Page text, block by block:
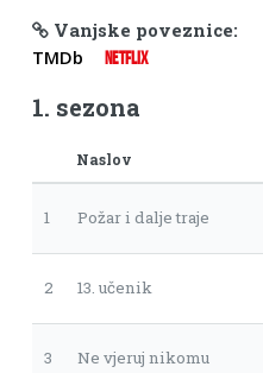
Vanjske poveznice:
TMDb NETFLIX
1. sezona
Naslov
1 Požar i dalje traje
2 13. učenik
3 Ne vjeruj nikomu